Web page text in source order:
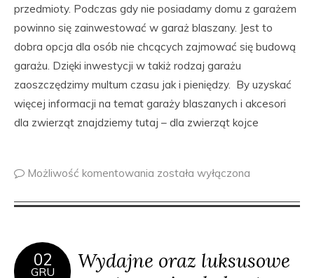
przedmioty. Podczas gdy nie posiadamy domu z garażem
powinno się zainwestować w garaż blaszany. Jest to
dobra opcja dla osób nie chcących zajmować się budową
garażu. Dzięki inwestycji w takiż rodzaj garażu
zaoszczędzimy multum czasu jak i pieniędzy. By uzyskać
więcej informacji na temat garaży blaszanych i akcesori
dla zwierząt znajdziemy tutaj – dla zwierząt kojce
Możliwość komentowania została wyłączona
02
GRU
Wydajne oraz luksusowe